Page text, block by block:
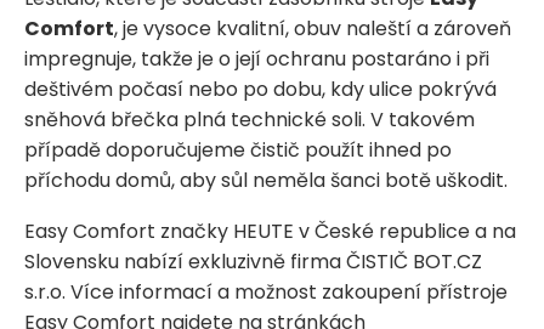
Comfort, je vysoce kvalitní, obuv naleští a zároveň
impregnuje, takže je o její ochranu postaráno i při
deštivém počasí nebo po dobu, kdy ulice pokrývá
sněhová břečka plná technické soli. V takovém
případě doporučujeme čistič použít ihned po
příchodu domů, aby sůl neměla šanci botě uškodit.
Easy Comfort značky HEUTE v České republice a na
Slovensku nabízí exkluzivně firma ČISTIČ BOT.CZ
s.r.o. Více informací a možnost zakoupení přístroje
Easy Comfort najdete na stránkách